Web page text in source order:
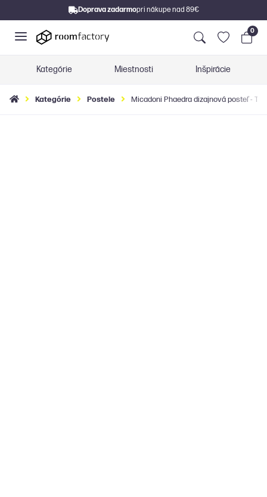
Doprava zadarmopri nákupe nad 89€
0
Kategórie Miestnosti Inšpirácie
Kategórie Postele Micadoni Phaedra dizajnová posteľ -